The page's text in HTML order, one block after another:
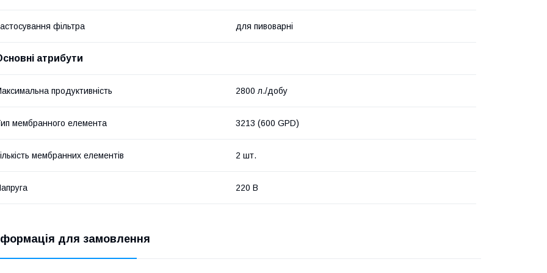
фільтра для пивоварні
атрибути
продуктивність 2800 л./добу
мембранного елемента 3213 (600 GPD)
мембранних елементів 2 шт.
220 В
для замовлення